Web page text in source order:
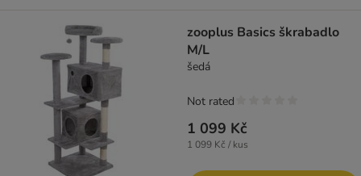
zooplus Basics škrabadlo
M/L
šedá
1 099 Kč
1 099 Kč / kus
Not rated